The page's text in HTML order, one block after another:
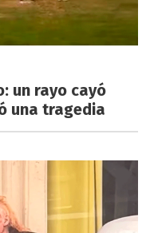
un rayo cayó
una tragedia